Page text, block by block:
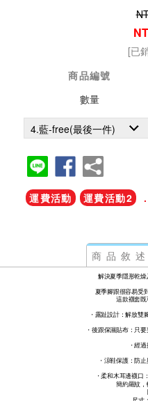
[已
商品編號
數量
運費活動 運費活動2
商品敘述